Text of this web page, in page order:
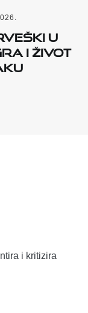
u
i život
i kritizira